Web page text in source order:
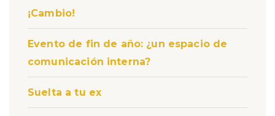
¡Cambio!
Evento de fin de año: ¿un espacio de
comunicación interna?
Suelta a tu ex